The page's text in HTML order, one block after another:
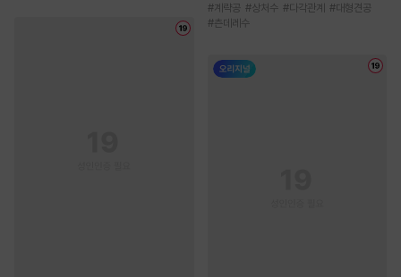
#계략공 #상처수 #다각관계 #대형견공
#츤데레수